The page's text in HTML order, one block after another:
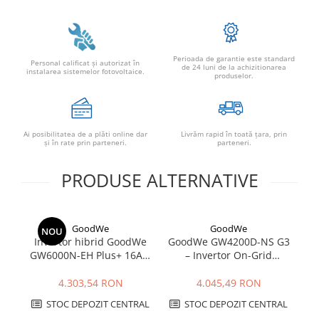
Personal calificat şi autorizat în
instalarea sistemelor fotovoltaice.
Perioada de garantie este standard
de 24 luni de la achizitionarea
produselor.
Ai posibilitatea de a plăti online dar
şi în rate prin parteneri.
Livrăm rapid în toată țara, prin
parteneri.
PRODUSE ALTERNATIVE
NOU GoodWe
Invertor hibrid GoodWe
GW6000N-EH Plus+ 16A 6
IP65
4.303,54 RON
STOC DEPOZIT CENTRAL
GoodWe
GoodWe GW4200D-NS G3
– Invertor On-Grid
Eficiență 97.8%
4.045,49 RON
STOC DEPOZIT CENTRAL